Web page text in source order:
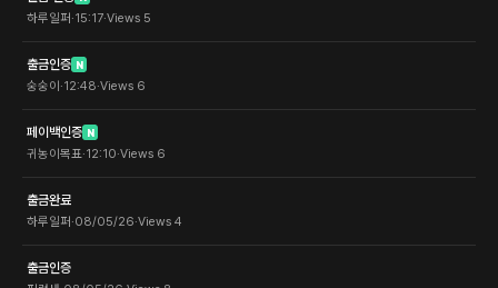
하루일퍼·15:17·Views 5
출금인증 N
숭숭이·12:48·Views 6
페이백인증 N
귀농이목표·12:10·Views 6
출금완료
하루일퍼·08/05/26·Views 4
출금인증